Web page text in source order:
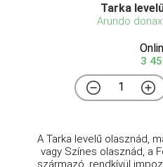
Tarka
Arundo
3
A Tarka levelű olasznád,
vagy Színes olasznád, a
származó, rendkívül